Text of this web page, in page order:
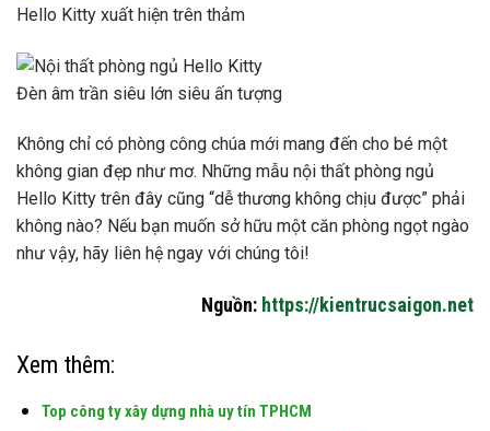
Hello Kitty xuất hiện trên thảm
Đèn âm trần siêu lớn siêu ấn tượng
Không chỉ có phòng công chúa mới mang đến cho bé một
không gian đẹp như mơ. Những mẫu nội thất phòng ngủ
Hello Kitty trên đây cũng “dễ thương không chịu được” phải
không nào? Nếu bạn muốn sở hữu một căn phòng ngọt ngào
như vậy, hãy liên hệ ngay với chúng tôi!
Nguồn: https://kientrucsaigon.net
Xem thêm:
Top công ty xây dựng nhà uy tín TPHCM